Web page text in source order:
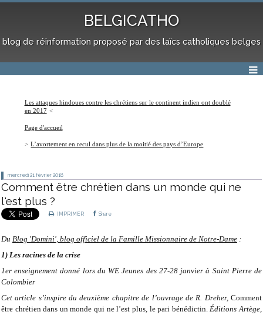
BELGICATHO
blog de réinformation proposé par des laïcs catholiques belges
Les attaques hindoues contre les chrétiens sur le continent indien ont doublé
en 2017
Page d'accueil
L’avortement en recul dans plus de la moitié des pays d’Europe
mercredi 21 février 2018
Comment être chrétien dans un monde qui ne
l'est plus ?
IMPRIMER Share
Du Blog 'Domini', blog officiel de la Famille Missionnaire de Notre-Dame :
1) Les racines de la crise
1er enseignement donné lors du WE Jeunes des 27-28 janvier à Saint Pierre de
Colombier
Cet article s’inspire du deuxième chapitre de l’ouvrage de R. Dreher, Comment
être chrétien dans un monde qui ne l’est plus, le pari bénédictin.Éditions Artège,